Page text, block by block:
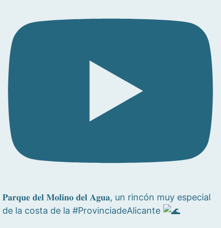
𝐏𝐚𝐫𝐪𝐮𝐞 𝐝𝐞𝐥 𝐌𝐨𝐥𝐢𝐧𝐨 𝐝𝐞𝐥 𝐀𝐠𝐮𝐚, un rincón muy especial
de la costa de la #ProvinciadeAlicante